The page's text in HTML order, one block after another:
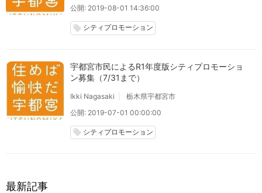
公開: 2019-08-01 14:36:00
local_offer シティプロモーション
宇都宮市民によるR1年度版シティプロモーショ
ン募集（7/31まで）
Ikki Nagasaki
栃木県宇都宮市
公開: 2019-07-01 00:00:00
local_offer シティプロモーション
最新記事